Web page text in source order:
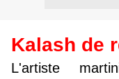
Kalash de
L'artiste